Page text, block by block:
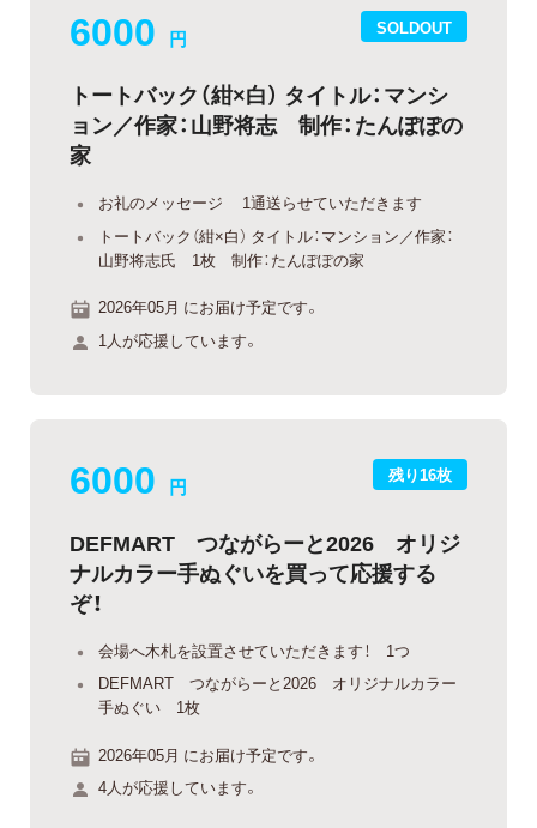
SOLDOUT
6000 円
トートバック（紺×白） タイトル：マンシ
ョン／作家：山野将志 制作：たんぽぽの
家
お礼のメッセージ 1通送らせていただきます
トートバック（紺×白） タイトル：マンション／作家：
山野将志氏 1枚 制作：たんぽぽの家
2026年05月 にお届け予定です。
1人が応援しています。
残り16枚
6000 円
DEFMART つながらーと2026 オリジ
ナルカラー手ぬぐいを買って応援する
ぞ！
会場へ木札を設置させていただきます！ 1つ
DEFMART つながらーと2026 オリジナルカラー
手ぬぐい 1枚
2026年05月 にお届け予定です。
4人が応援しています。